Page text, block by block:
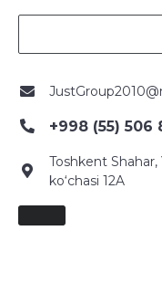
+998 (55) 506
Toshkent
ko‘chasi 12A